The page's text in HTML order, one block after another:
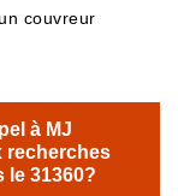
couvreur
à MJ
recherches
le 31360?